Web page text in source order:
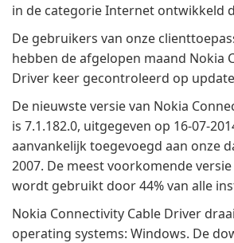
in de categorie Internet ontwikkeld
De gebruikers van onze
hebben de afgelopen maand Nokia
Driver keer gecontroleerd op
De nieuwste versie van Nokia
is 7.1.182.0, uitgegeven op 16-07-
aanvankelijk toegevoegd aan onze
2007. De meest voorkomende versie
wordt gebruikt door 44% van alle
Nokia Connectivity Cable Driver
operating systems: Windows. De